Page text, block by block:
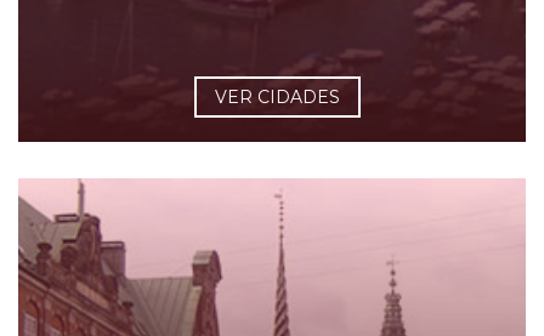
VER CIDADES